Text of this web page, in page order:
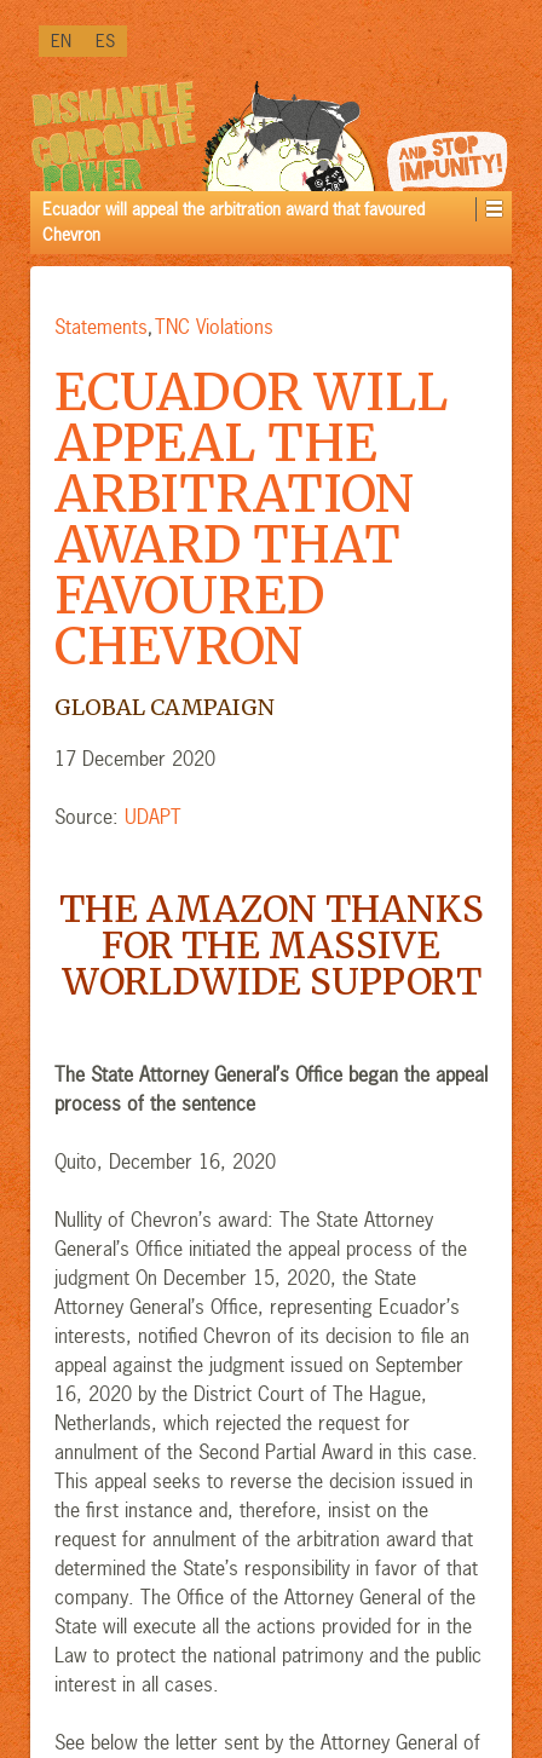
↓
SKIP
TO
MAIN
CONTENT
EN ES
Ecuador will appeal the arbitration award that favoured
Chevron
Statements, TNC Violations
ECUADOR WILL
APPEAL THE
ARBITRATION
AWARD THAT
FAVOURED
CHEVRON
GLOBAL CAMPAIGN
17 December 2020
Source: UDAPT
THE AMAZON THANKS
FOR THE MASSIVE
WORLDWIDE SUPPORT
The State Attorney General’s Office began the appeal
process of the sentence
Quito, December 16, 2020
Nullity of Chevron’s award: The State Attorney
General’s Office initiated the appeal process of the
judgment On December 15, 2020, the State
Attorney General’s Office, representing Ecuador’s
interests, notified Chevron of its decision to file an
appeal against the judgment issued on September
16, 2020 by the District Court of The Hague,
Netherlands, which rejected the request for
annulment of the Second Partial Award in this case.
This appeal seeks to reverse the decision issued in
the first instance and, therefore, insist on the
request for annulment of the arbitration award that
determined the State’s responsibility in favor of that
company. The Office of the Attorney General of the
State will execute all the actions provided for in the
Law to protect the national patrimony and the public
interest in all cases.
See below the letter sent by the Attorney General of